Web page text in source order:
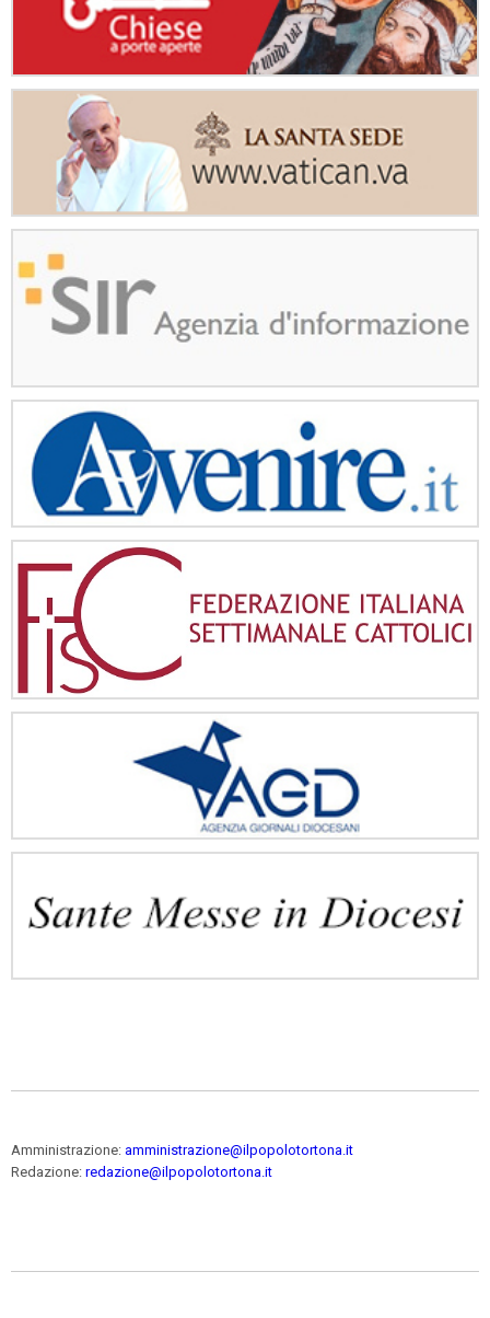
Amministrazione: amministrazione@ilpopolotortona.it
Redazione: redazione@ilpopolotortona.it